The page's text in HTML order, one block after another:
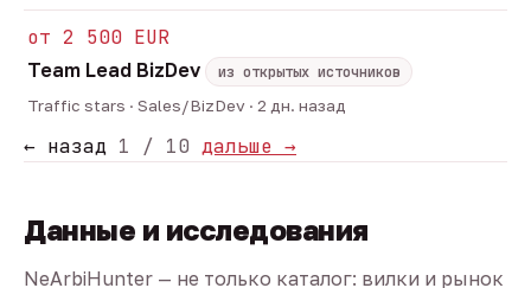
от 2 500 EUR
Team Lead BizDev
из открытых источников
Traffic stars · Sales/BizDev · 2 дн. назад
← назад 1 / 10 дальше →
Данные и исследования
NeArbiHunter — не только каталог: вилки и рынок